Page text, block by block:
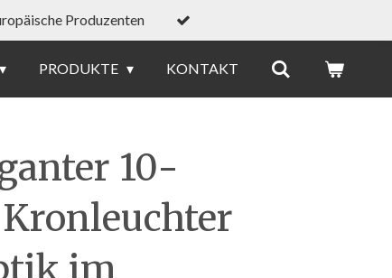
Produzenten
PRODUKTE KONTAKT
10-
im